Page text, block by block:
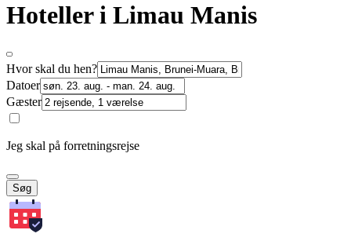
Hoteller i Limau Manis
Hvor skal du hen?
Datoer
Gæster
Jeg skal på forretningsrejse
Søg